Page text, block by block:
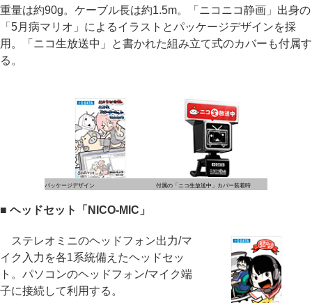
重量は約90g。ケーブル長は約1.5m。「ニコニコ静画」出身の
「5月病マリオ」によるイラストとパッケージデザインを採
用。「ニコ生放送中」と書かれた組み立て式のカバーも付属す
る。
パッケージデザイン 付属の「ニコ生放送中」カバー装着時
■ ヘッドセット「NICO-MIC」
ステレオミニのヘッドフォン出力/マ
イク入力を各1系統備えたヘッドセッ
ト。パソコンのヘッドフォン/マイク端
子に接続して利用する。